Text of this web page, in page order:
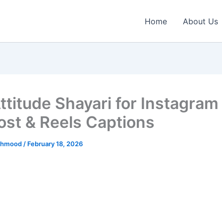
Home About Us
Shayari for Instagram
& Reels Captions
/ February 18, 2026